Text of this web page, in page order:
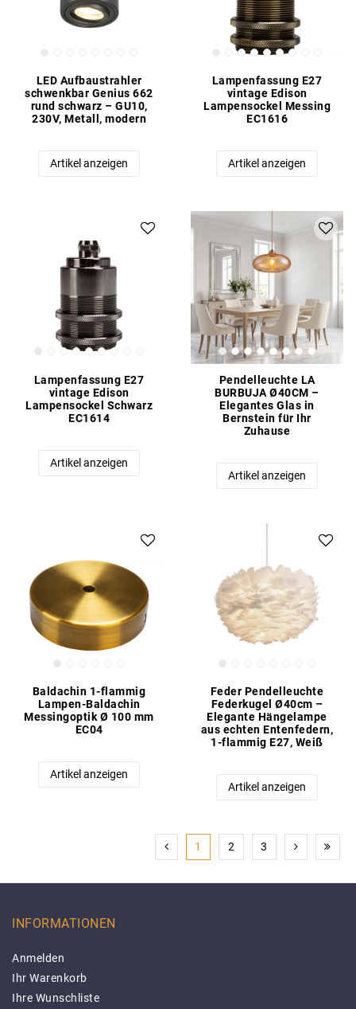
LED Aufbaustrahler
schwenkbar Genius 662
rund schwarz – GU10,
230V, Metall, modern
Artikel anzeigen
Lampenfassung E27
vintage Edison
Lampensockel Messing
EC1616
Artikel anzeigen
Lampenfassung E27
vintage Edison
Lampensockel Schwarz
EC1614
Artikel anzeigen
Pendelleuchte LA
BURBUJA Ø40CM –
Elegantes Glas in
Bernstein für Ihr
Zuhause
Artikel anzeigen
Baldachin 1-flammig
Lampen-Baldachin
Messingoptik Ø 100 mm
EC04
Artikel anzeigen
Feder Pendelleuchte
Federkugel Ø40cm –
Elegante Hängelampe
aus echten Entenfedern,
1-flammig E27, Weiß
Artikel anzeigen
1 2 3
INFORMATIONEN
Anmelden
Ihr Warenkorb
Ihre Wunschliste